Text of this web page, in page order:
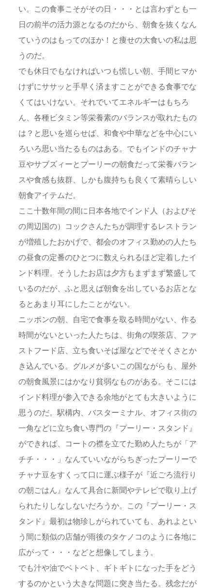
い。この食事こそがその日・・・とは言わずとも一
日の前半の活力源となるのだから、朝食を抜くなん
ていうのはもってのほか！と痩せの大食いの私は思
うのだ。
でも休日でもなければいつも慌しい朝、手間ヒマか
けずにササッと手早く済ますことができる食事でな
くてはいけない。それでいてエネルギーはもちろ
ん、各種ビタミン等栄養素のバランスが取れたもの
は？と思いを巡らせば、和食や中華などを中心にい
ろいろ思い当たるものはある。でもインドのチャナ
豆やサブズィーとプーリーの朝食だって栄養バラン
スや食感も抜群、しかも腹持ちも良くて素晴らしい
朝食アイテムだ。
ここ十数年間の間に日本各地でインド人（およびそ
の周辺国の）コックさんたちが調理するレストラン
が増殖したおかげで、都会のオフィス勤めの人たち
の昼食の定番のひとつに数えられるほど定着したイ
ンド料理。そうしたお店は夕方もまずまず繁盛して
いるのだが、ふと思えば朝食を出しているお店とな
るとあまり耳にしたことがない。
ニッポンの朝、自宅で食事を取る時間がない、作る
時間がないといった人たちは、街角の喫茶店、ファ
ストフード店、立ち食いそば屋などでそそくさとか
き込んでいる。グルメが多いこの国ながらも、屋外
の朝食風景にはかなり貧弱なものがある。そこには
インド料理が参入できる余地がとても大きいように
思うのだ。駅構内、バスターミナル、オフィス街の
一角などに立ち食い専門の『プーリー・スタンド』
ができれば、コートの襟を立てた勤め人たちが「ア
チチ・・・」なんていいながらちぎったプーリーで
チャナ豆をすくって口に運ぶ様子が『近ごろ流行り
の朝ごはん』なんて具合に新聞やテレビで取り上げ
られたりしなしないだろうか。この『プーリー・ス
タンド』最初は物珍しがられていても、あれよとい
う間に類似の店舗が雨後のタケノコのように各地に
広がって・・・などと想像してしまう。
でも汁や油でベトベト、ギトギトになった手をどう
するのかという大きな問題に突き当たる。残念だが